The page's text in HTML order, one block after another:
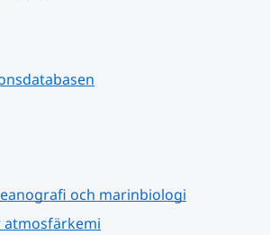
och marinbiologi
atmosfärkemi